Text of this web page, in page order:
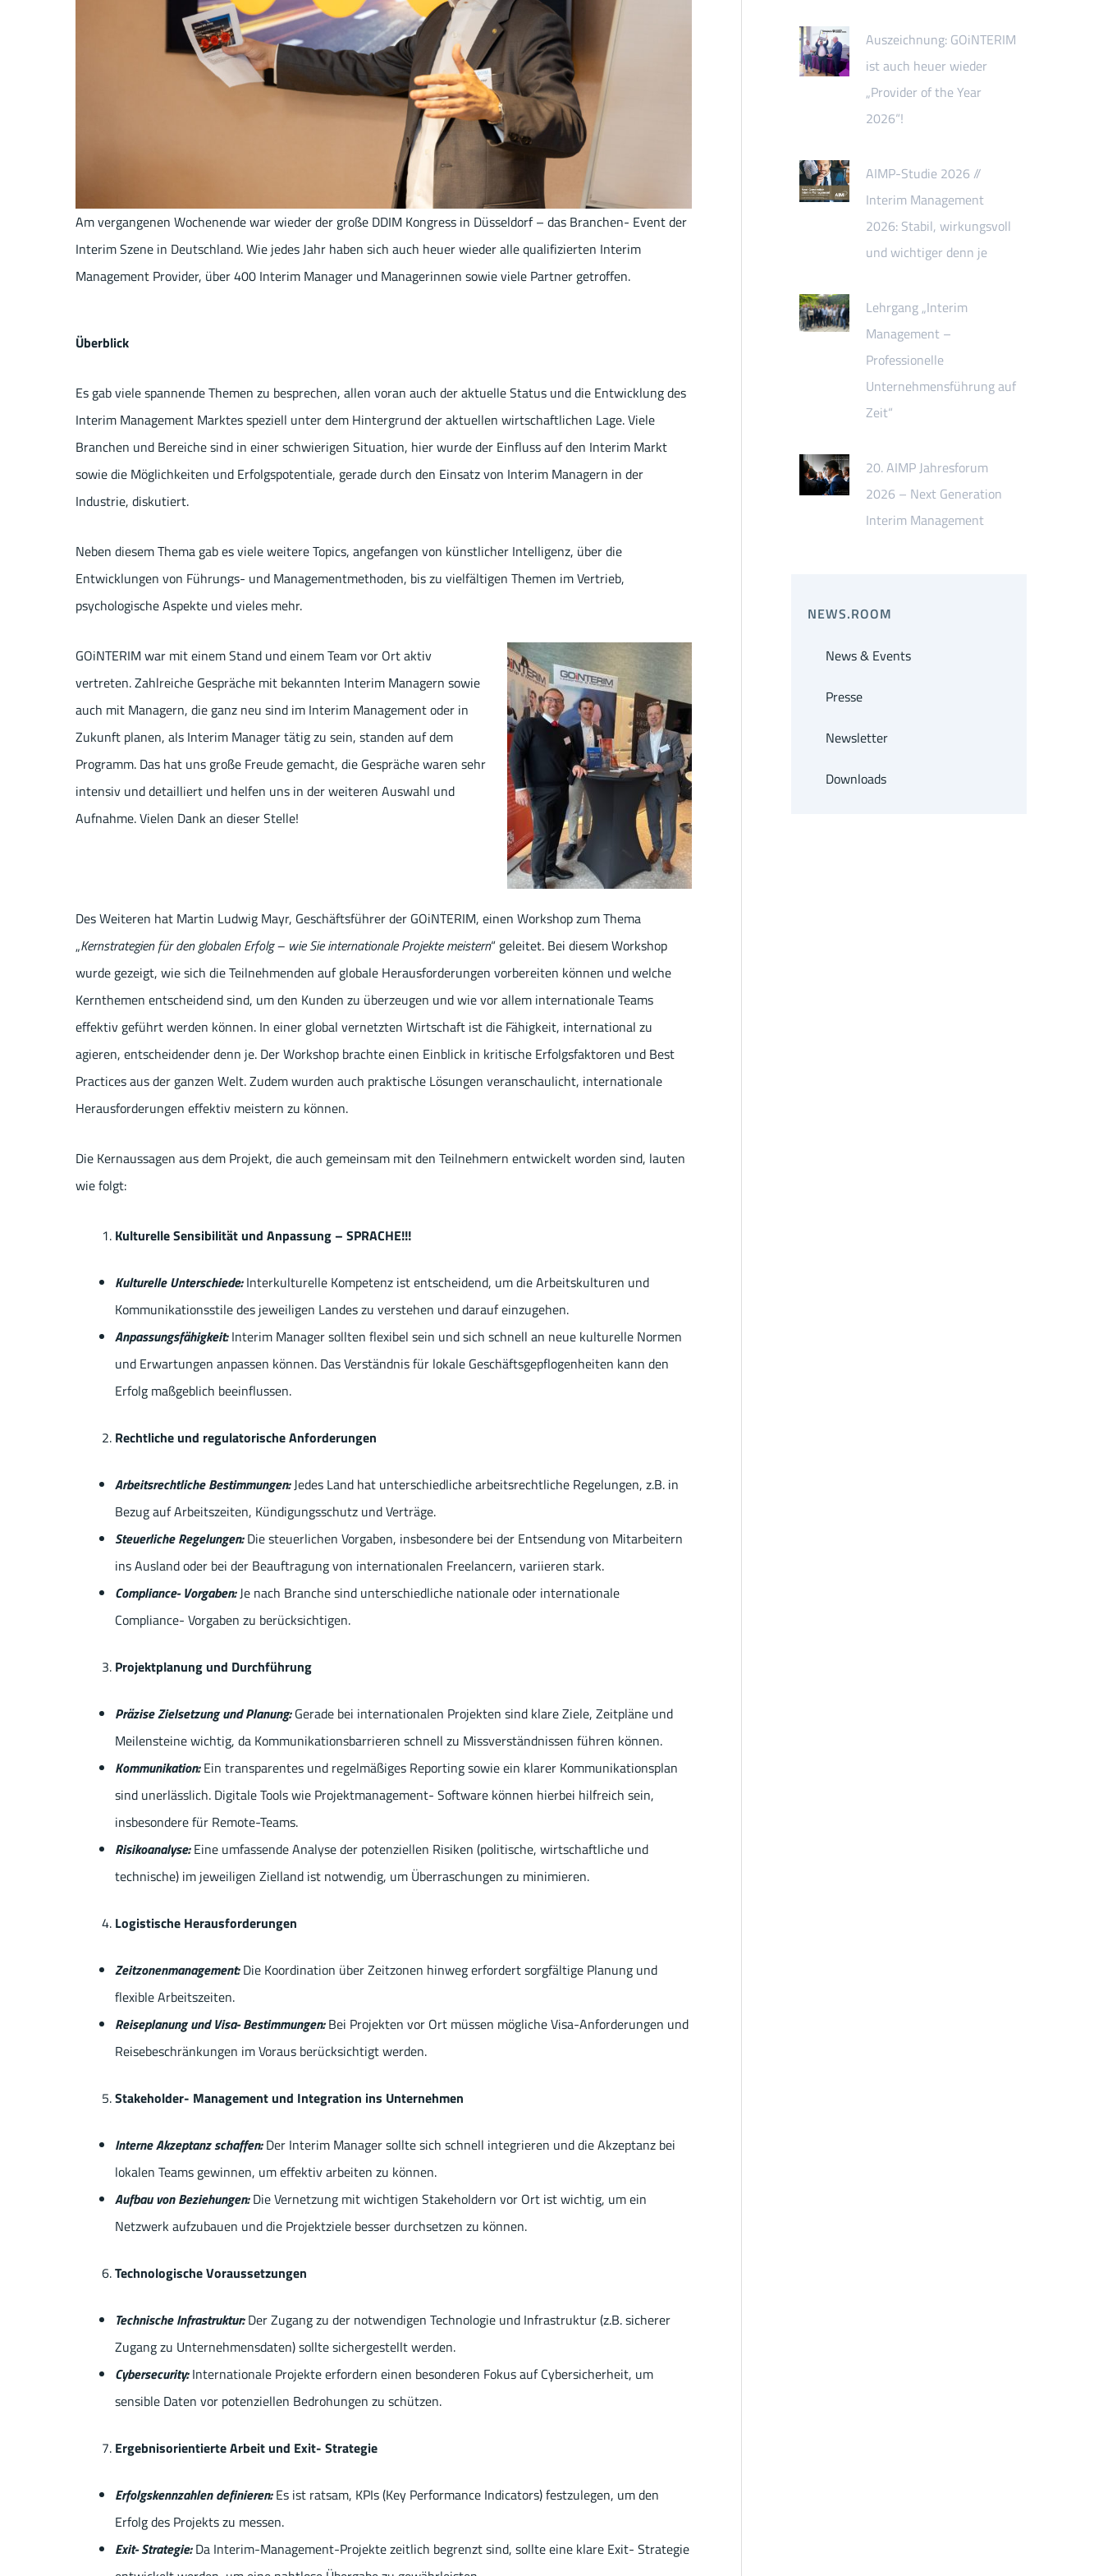
Am vergangenen Wochenende war wieder der große DDIM Kongress in Düsseldorf – das Branchen- Event der
Interim Szene in Deutschland. Wie jedes Jahr haben sich auch heuer wieder alle qualifizierten Interim
Management Provider, über 400 Interim Manager und Managerinnen sowie viele Partner getroffen.
Überblick
Es gab viele spannende Themen zu besprechen, allen voran auch der aktuelle Status und die Entwicklung des
Interim Management Marktes speziell unter dem Hintergrund der aktuellen wirtschaftlichen Lage. Viele
Branchen und Bereiche sind in einer schwierigen Situation, hier wurde der Einfluss auf den Interim Markt
sowie die Möglichkeiten und Erfolgspotentiale, gerade durch den Einsatz von Interim Managern in der
Industrie, diskutiert.
Neben diesem Thema gab es viele weitere Topics, angefangen von künstlicher Intelligenz, über die
Entwicklungen von Führungs- und Managementmethoden, bis zu vielfältigen Themen im Vertrieb,
psychologische Aspekte und vieles mehr.
GOiNTERIM war mit einem Stand und einem Team vor Ort aktiv
vertreten. Zahlreiche Gespräche mit bekannten Interim Managern sowie
auch mit Managern, die ganz neu sind im Interim Management oder in
Zukunft planen, als Interim Manager tätig zu sein, standen auf dem
Programm. Das hat uns große Freude gemacht, die Gespräche waren sehr
intensiv und detailliert und helfen uns in der weiteren Auswahl und
Aufnahme. Vielen Dank an dieser Stelle!
Des Weiteren hat Martin Ludwig Mayr, Geschäftsführer der GOiNTERIM, einen Workshop zum Thema
„Kernstrategien für den globalen Erfolg – wie Sie internationale Projekte meistern“ geleitet. Bei diesem Workshop
wurde gezeigt, wie sich die Teilnehmenden auf globale Herausforderungen vorbereiten können und welche
Kernthemen entscheidend sind, um den Kunden zu überzeugen und wie vor allem internationale Teams
effektiv geführt werden können. In einer global vernetzten Wirtschaft ist die Fähigkeit, international zu
agieren, entscheidender denn je. Der Workshop brachte einen Einblick in kritische Erfolgsfaktoren und Best
Practices aus der ganzen Welt. Zudem wurden auch praktische Lösungen veranschaulicht, internationale
Herausforderungen effektiv meistern zu können.
Die Kernaussagen aus dem Projekt, die auch gemeinsam mit den Teilnehmern entwickelt worden sind, lauten
wie folgt:
Kulturelle Sensibilität und Anpassung – SPRACHE!!!
Kulturelle Unterschiede: Interkulturelle Kompetenz ist entscheidend, um die Arbeitskulturen und
Kommunikationsstile des jeweiligen Landes zu verstehen und darauf einzugehen.
Anpassungsfähigkeit:Interim Manager sollten flexibel sein und sich schnell an neue kulturelle Normen
und Erwartungen anpassen können. Das Verständnis für lokale Geschäftsgepflogenheiten kann den
Erfolg maßgeblich beeinflussen.
Rechtliche und regulatorische Anforderungen
Arbeitsrechtliche Bestimmungen:Jedes Land hat unterschiedliche arbeitsrechtliche Regelungen, z.B. in
Bezug auf Arbeitszeiten, Kündigungsschutz und Verträge.
Steuerliche Regelungen:Die steuerlichen Vorgaben, insbesondere bei der Entsendung von Mitarbeitern
ins Ausland oder bei der Beauftragung von internationalen Freelancern, variieren stark.
Compliance- Vorgaben:Je nach Branche sind unterschiedliche nationale oder internationale
Compliance- Vorgaben zu berücksichtigen.
Projektplanung und Durchführung
Präzise Zielsetzung und Planung:Gerade bei internationalen Projekten sind klare Ziele, Zeitpläne und
Meilensteine wichtig, da Kommunikationsbarrieren schnell zu Missverständnissen führen können.
Kommunikation:Ein transparentes und regelmäßiges Reporting sowie ein klarer Kommunikationsplan
sind unerlässlich. Digitale Tools wie Projektmanagement- Software können hierbei hilfreich sein,
insbesondere für Remote-Teams.
Risikoanalyse:Eine umfassende Analyse der potenziellen Risiken (politische, wirtschaftliche und
technische) im jeweiligen Zielland ist notwendig, um Überraschungen zu minimieren.
Logistische Herausforderungen
Zeitzonenmanagement:Die Koordination über Zeitzonen hinweg erfordert sorgfältige Planung und
flexible Arbeitszeiten.
Reiseplanung und Visa- Bestimmungen:Bei Projekten vor Ort müssen mögliche Visa-Anforderungen und
Reisebeschränkungen im Voraus berücksichtigt werden.
Stakeholder- Management und Integration ins Unternehmen
Interne Akzeptanz schaffen:Der Interim Manager sollte sich schnell integrieren und die Akzeptanz bei
lokalen Teams gewinnen, um effektiv arbeiten zu können.
Aufbau von Beziehungen:Die Vernetzung mit wichtigen Stakeholdern vor Ort ist wichtig, um ein
Netzwerk aufzubauen und die Projektziele besser durchsetzen zu können.
Technologische Voraussetzungen
Technische Infrastruktur:Der Zugang zu der notwendigen Technologie und Infrastruktur (z.B. sicherer
Zugang zu Unternehmensdaten) sollte sichergestellt werden.
Cybersecurity: Internationale Projekte erfordern einen besonderen Fokus auf Cybersicherheit, um
sensible Daten vor potenziellen Bedrohungen zu schützen.
Ergebnisorientierte Arbeit und Exit- Strategie
Erfolgskennzahlen definieren:Es ist ratsam, KPIs (Key Performance Indicators) festzulegen, um den
Erfolg des Projekts zu messen.
Exit- Strategie: Da Interim-Management-Projekte zeitlich begrenzt sind, sollte eine klare Exit- Strategie
Auszeichnung: GOiNTERIM
ist auch heuer wieder
„Provider of the Year
2026“!
AIMP-Studie 2026 //
Interim Management
2026: Stabil, wirkungsvoll
und wichtiger denn je
Lehrgang „Interim
Management –
Professionelle
Unternehmensführung auf
Zeit“
20. AIMP Jahresforum
2026 – Next Generation
Interim Management
NEWS.ROOM
News & Events
Presse
Newsletter
Downloads